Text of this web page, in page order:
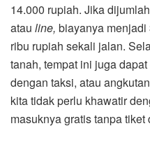
14.000 rupiah. Jika
atau line, biayanya menjadi
ribu rupiah sekali jalan.
tanah, tempat ini juga
dengan taksi, atau
kita tidak perlu khawatir
masuknya gratis tanpa